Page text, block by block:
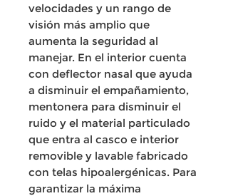
velocidades y un rango de
visión más amplio que
aumenta la seguridad al
manejar. En el interior cuenta
con deflector nasal que ayuda
a disminuir el empañamiento,
mentonera para disminuir el
ruido y el material particulado
que entra al casco e interior
removible y lavable fabricado
con telas hipoalergénicas. Para
garantizar la máxima